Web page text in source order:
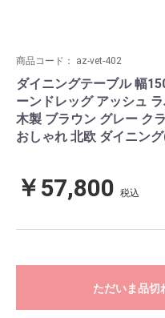
商品コード： az-vet-402
ダイニングテーブル 幅
ーンドレッグ アッシュ
木製 ブラウン グレー ク
おしゃれ 北欧 ダイニン
￥57,800 税込
ただいま品切